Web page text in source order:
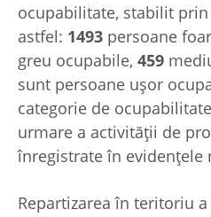
ocupabilitate, stabilit
astfel: 1493 persoane
greu ocupabile, 459
sunt persoane ușor
categorie de
urmare a activităţii de
înregistrate în evidenţele
Repartizarea în teritoriu